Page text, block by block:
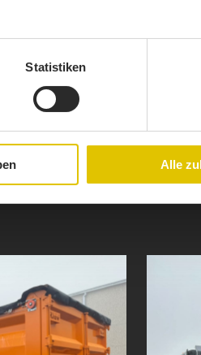
Statistiken
Alle